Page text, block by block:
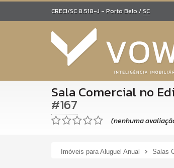
CRECI/SC 8.518-J - Porto Belo /SC
Sala Comercial no
#167
(nenhuma
Imóveis para Aluguel Anual Salas